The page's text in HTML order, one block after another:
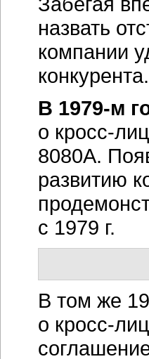
В том же
окросс-
на
образом.
требует,
этого
об обмене
на долгие
Благодаря